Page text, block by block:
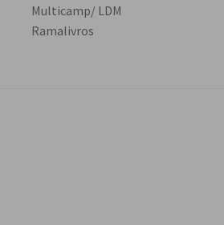
Multicamp/ LDM
Ramalivros